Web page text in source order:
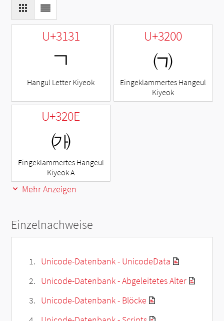
U+3131
ㄱ
Hangul Letter Kiyeok
U+3200
㈀
Eingeklammertes Hangeul
Kiyeok
U+320E
㈎
Eingeklammertes Hangeul
Kiyeok A
Mehr Anzeigen
Einzelnachweise
Unicode-Datenbank - UnicodeData
Unicode-Datenbank - Abgeleitetes Alter
Unicode-Datenbank - Blöcke